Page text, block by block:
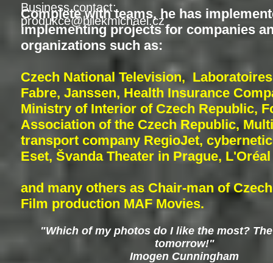
Complete with teams, he has
implementing projects for companies
organizations such as:
Czech National Television,
Fabre, Janssen, Health Insurance
Ministry of Interior of Czech Republic,
Association of the Czech Republic,
transport company RegioJet,
Eset, Švanda Theater in Prague,
and many others as Chair-man of
Film production MAF Movies.
"Which of my photos do I like the most?
tomorrow!"
Imogen Cunningham
Business contact:
produkce@bilekmichael.cz